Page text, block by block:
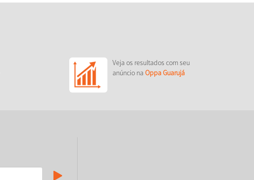
Veja os resultados com seu
anúncio na Oppa Guarujá